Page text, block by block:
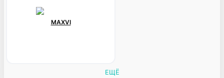
MAXVI
ЕЩЁ